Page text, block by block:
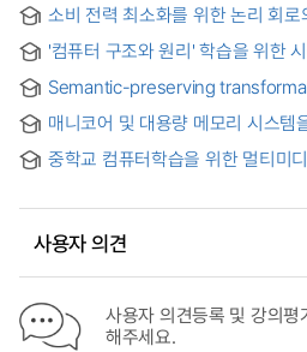
소비 전력 최소화를 위한 논리 회
'컴퓨터 구조와 원리' 학습을 위한
courseware for learning the
computer
Semantic-preserving
매니코어 및 대용량 메모리 시스템
중학교 컴퓨터학습을 위한 멀티미
사용자 의견
사용자 의견등록 및 강의
해주세요.